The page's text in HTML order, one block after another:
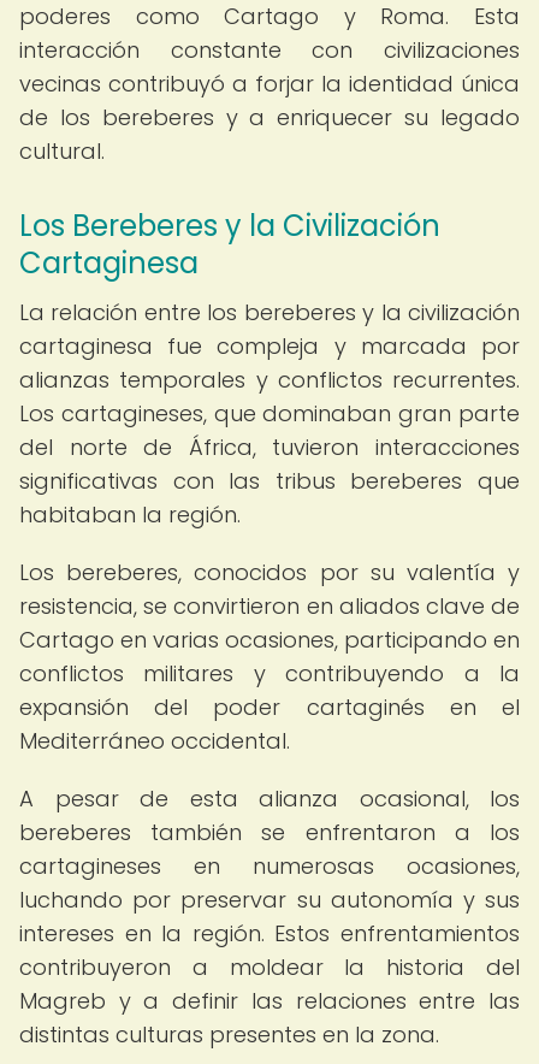
poderes como Cartago y Roma. Esta
interacción constante con civilizaciones
vecinas contribuyó a forjar la identidad única
de los bereberes y a enriquecer su legado
cultural.
Los Bereberes y la Civilización
Cartaginesa
La relación entre los bereberes y la civilización
cartaginesa fue compleja y marcada por
alianzas temporales y conflictos recurrentes.
Los cartagineses, que dominaban gran parte
del norte de África, tuvieron interacciones
significativas con las tribus bereberes que
habitaban la región.
Los bereberes, conocidos por su valentía y
resistencia, se convirtieron en aliados clave de
Cartago en varias ocasiones, participando en
conflictos militares y contribuyendo a la
expansión del poder cartaginés en el
Mediterráneo occidental.
A pesar de esta alianza ocasional, los
bereberes también se enfrentaron a los
cartagineses en numerosas ocasiones,
luchando por preservar su autonomía y sus
intereses en la región. Estos enfrentamientos
contribuyeron a moldear la historia del
Magreb y a definir las relaciones entre las
distintas culturas presentes en la zona.